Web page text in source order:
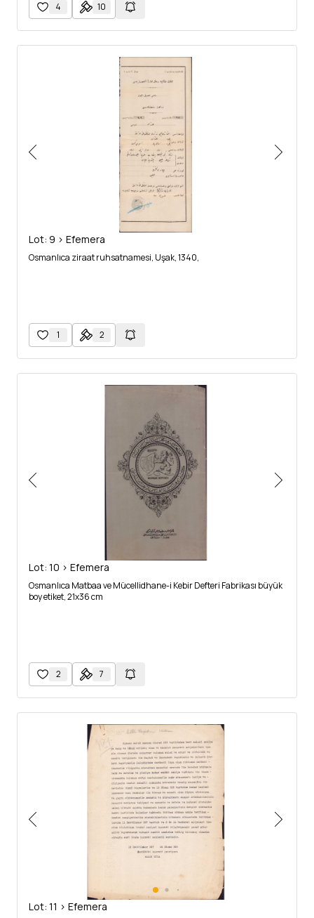
4 10
Lot: 9 > Efemera
Osmanlıca ziraat ruhsatnamesi, Uşak, 1340,
1 2
Lot: 10 > Efemera
Osmanlıca Matbaa ve Mücellidhane-i Kebir Defteri Fabrikası büyük
boy etiket, 21x36 cm
2 7
Lot: 11 > Efemera